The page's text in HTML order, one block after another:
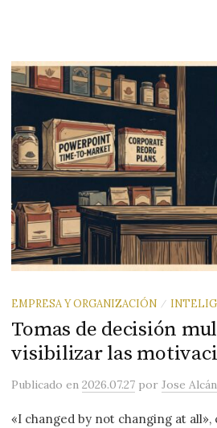
EMPRESA Y ORGANIZACIÓN /
Tomas de decisión
visibilizar las
Publicadoen2026.07.27 porJose
«I changed by not changing at all»,